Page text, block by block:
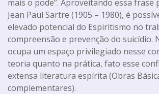
mais o pode”. Aproveitando essa
Jean Paul Sartre (1905 – 1980), é
elevado potencial do Espiritismo no
compreensão e prevenção do suicídio.
ocupa um espaço privilegiado nesse
teoria quanto na prática, fato esse
extensa literatura espírita (Obras
complementares).